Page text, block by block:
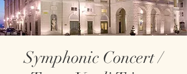
Symphonic Concert /